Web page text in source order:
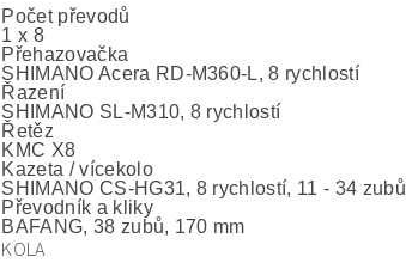
Počet převodů
1 x 8
Přehazovačka
SHIMANO Acera RD-M360-L, 8 rychlostí
Řazení
SHIMANO SL-M310, 8 rychlostí
Řetěz
KMC X8
Kazeta / vícekolo
SHIMANO CS-HG31, 8 rychlostí, 11 - 34 zubů
Převodník a kliky
BAFANG, 38 zubů, 170 mm
KOLA